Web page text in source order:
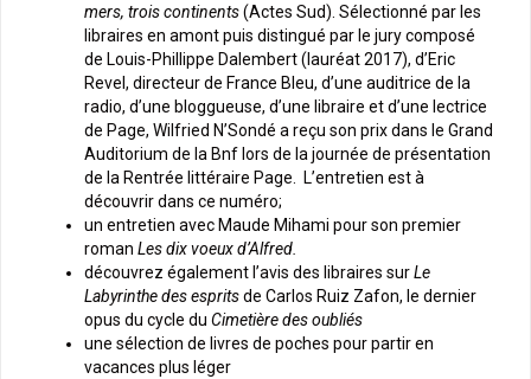
mers, trois continents(Actes Sud). Sélectionné par les
libraires en amont puis distingué par le jury composé
de Louis-Phillippe Dalembert (lauréat 2017), d’Eric
Revel, directeur de France Bleu, d’une auditrice de la
radio, d’une bloggueuse, d’une libraire et d’une lectrice
de Page, Wilfried N’Sondé a reçu son prix dans le Grand
Auditorium de la Bnf lors de la journée de présentation
de la Rentrée littéraire Page. L’entretien est à
découvrir dans ce numéro;
un entretien avec Maude Mihami pour son premier
roman Les dix voeux d’Alfred.
découvrez également l’avis des libraires surLe
Labyrinthe des espritsde Carlos Ruiz Zafon, le dernier
opus du cycle du Cimetière des oubliés
une sélection de livres de poches pour partir en
vacances plus léger